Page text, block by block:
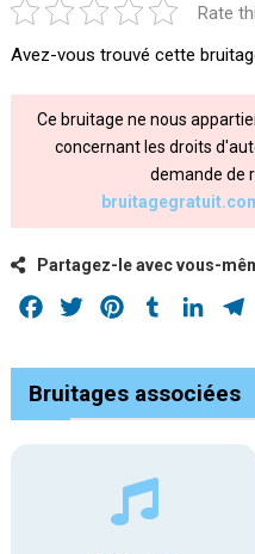
Rate
Avez-vous trouvé cette
Ce bruitage ne nous
concernant les droits
demande de
Partagez-le avec vous-
Facebook
Twitter PinterestTumblr
Bruitages associées